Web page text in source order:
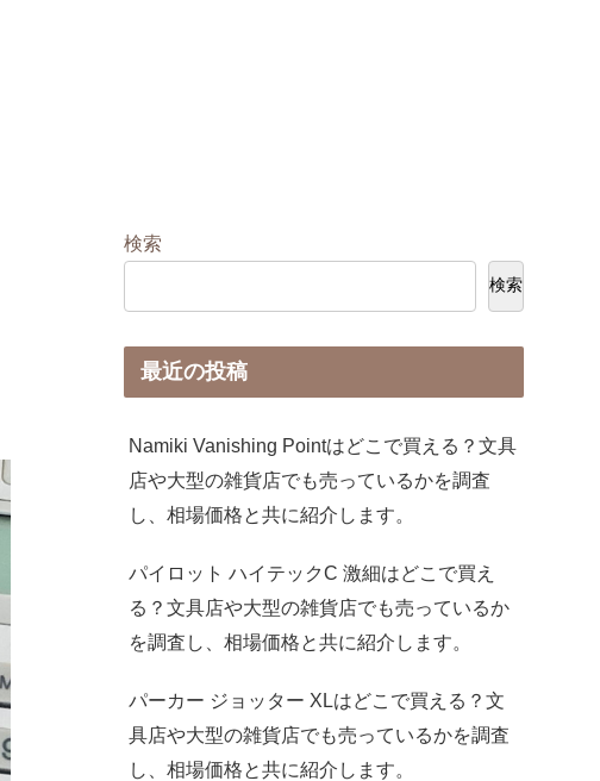
検索
検索
最近の投稿
Namiki Vanishing Pointはどこで買える？文具
店や大型の雑貨店でも売っているかを調査
し、相場価格と共に紹介します。
パイロット ハイテックC 激細はどこで買え
る？文具店や大型の雑貨店でも売っているか
を調査し、相場価格と共に紹介します。
パーカー ジョッター XLはどこで買える？文
具店や大型の雑貨店でも売っているかを調査
し、相場価格と共に紹介します。